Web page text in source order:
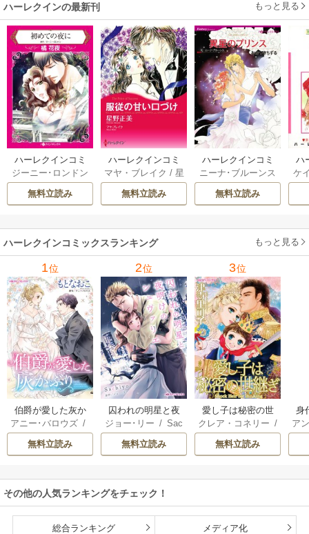
ハーレクインの最新刊 もっと見る
ハーレクインコミ
ックス セット 202
6年 vol.1064 1巻
ジーニー･ロンドン
橘花夜 / メアリ
ー･ライアンズ
ーガン/星合操/ア
ン･ウィール/ 津寺
里可子
無料立読み
ハーレクインコミ
ックス セット 202
6年 vol.1002 1巻
マヤ・ブレイク / 星
野正美/
ヘレン･ブ
ルックス/のわきね
ウェイ/一重夕子
無料立読み
ハーレクインコミ
ックス セット 202
6年 vol.1063 1巻
ニーナ･ブルーンス
おおつきちずる
レベッカ･ヨーク
ーディ/海野みつる
サラ･ウッド/流
水凛子
無料立読み
ハ
ッ
ケ
ザ
ハーレクインコミックスランキング もっと見る
1位
伯爵が愛した灰か
ぶり
アニー･バロウズ/
もとなおこ
無料立読み
2位
囚われの明星と夜
明けのシュヴァリ
エ
ジョー･リー /Sac
hiyo
無料立読み
3位
愛し子は秘密の世
継ぎ
クレア・コネリー /
津寺里可子
無料立読み
身
ア
その他の人気ランキングをチェック！
総合ランキング メディア化